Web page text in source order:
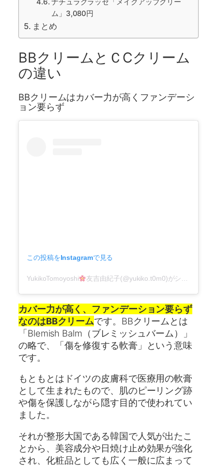
ム」3,080円
まとめ
BBクリームとＣCクリーム
の違い
BBクリームはカバー力が高くファンデーシ
ョン要らず
この投稿をInstagramで見る
YukikoTomoyoshi 友吉由紀子(@yukiko.t0m0)がシェアした投稿
カバー力が高く、ファンデーション要らず
なのはBBクリームです。BBクリームとは
「Blemish Balm（ブレミッシュバーム）」
の略で、「傷を修復する軟膏」という意味
です。
もともとはドイツの皮膚科で医療用の軟膏
として生まれたもので、肌のピーリング跡
や傷を保護しながら隠す目的で使われてい
ました。
それが整形大国である韓国で人気が出たこ
とから、美容成分や日焼け止め効果が強化
され、化粧品としても広く一般に広まって